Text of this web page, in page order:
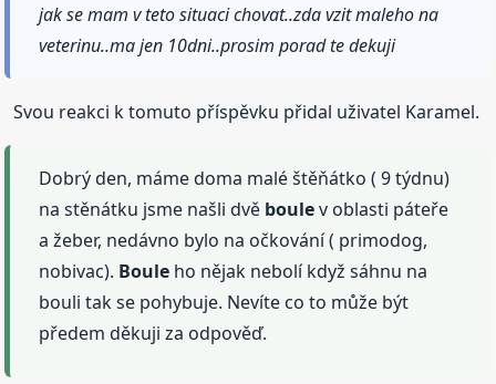
jak se mam v teto situaci chovat..zda vzit maleho na
veterinu..ma jen 10dni..prosim porad te dekuji
Svou reakci k tomuto příspěvku přidal uživatel Karamel.
Dobrý den, máme doma malé štěňátko ( 9 týdnu)
na stěnátku jsme našli dvě boulev oblasti páteře
a žeber, nedávno bylo na očkování ( primodog,
nobivac). Boule ho nějak nebolí když sáhnu na
bouli tak se pohybuje. Nevíte co to může být
předem děkuji za odpověď.